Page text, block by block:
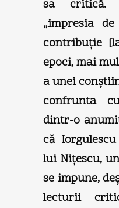
sa critică.
„impresia
contribuţie
epoci, mai
a unei
confrunta
dintr-o
că
lui Niţescu,
se impune,
lecturii